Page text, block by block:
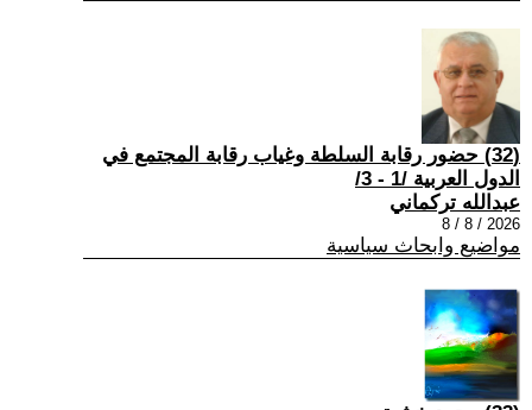
(32) حضور رقابة السلطة وغياب رقابة المجتمع في
الدول العربية /1 - 3/
عبدالله تركماني
2026 / 8 / 8
مواضيع وابحاث سياسية